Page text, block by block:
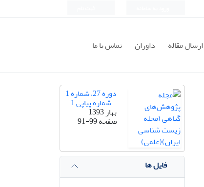
ارسال مقاله داوران تماس با ما
دوره 27، شماره 1
- شماره پیاپی 1
بهار 1393
صفحه91-99
فایل ها